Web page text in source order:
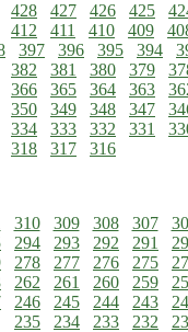
428 427 426 425
412 411 410 409
397 396 395 394
382 381 380 379
366 365 364 363
350 349 348 347
334 333 332 331
318 317
316
310 309 308 307
294 293 292 291
278 277 276 275
262 261 260 259
246 245 244 243
235
234 233 232